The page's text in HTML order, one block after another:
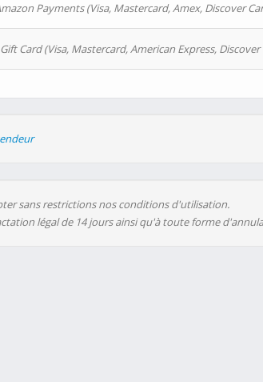
Payments (Visa, Mastercard, Amex, Discover
Card (Visa, Mastercard, American Express, Discover
sans restrictions nos conditions d'utilisation.
légal de 14 jours ainsi qu'à toute forme